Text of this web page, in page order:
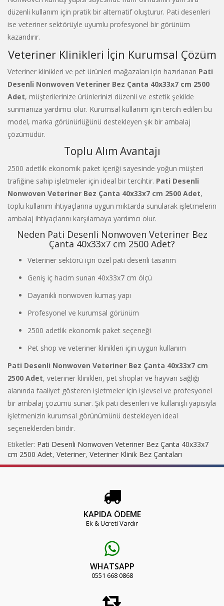
düzenli kullanım için pratik bir alternatif oluşturur. Pati desenleri
ise veteriner sektörüyle uyumlu profesyonel bir görünüm
kazandırır.
Veteriner Klinikleri İçin Kurumsal Çözüm
Veteriner klinikleri ve pet ürünleri mağazaları için hazırlanan Pati
Desenli Nonwoven Veteriner Bez Çanta 40x33x7 cm 2500
Adet, müşterilerinize ürünlerinizi düzenli ve estetik şekilde
sunmanıza yardımcı olur. Kurumsal kullanım için tercih edilen bu
model, marka görünürlüğünü destekleyen şık bir ambalaj
çözümüdür.
Toplu Alım Avantajı
2500 adetlik ekonomik paket içeriği sayesinde yoğun müşteri
trafiğine sahip işletmeler için ideal bir tercihtir. Pati Desenli
Nonwoven Veteriner Bez Çanta 40x33x7 cm 2500 Adet,
toplu kullanım ihtiyaçlarına uygun miktarda sunularak işletmelerin
ambalaj ihtiyaçlarını karşılamaya yardımcı olur.
Neden Pati Desenli Nonwoven Veteriner Bez
Çanta 40x33x7 cm 2500 Adet?
Veteriner sektörü için özel pati desenli tasarım
Geniş iç hacim sunan 40x33x7 cm ölçü
Dayanıklı nonwoven kumaş yapı
Profesyonel ve kurumsal görünüm
2500 adetlik ekonomik paket seçeneği
Pet shop ve veteriner klinikleri için uygun kullanım
Pati Desenli Nonwoven Veteriner Bez Çanta 40x33x7 cm
2500 Adet, veteriner klinikleri, pet shoplar ve hayvan sağlığı
alanında faaliyet gösteren işletmeler için işlevsel ve profesyonel
bir ambalaj çözümü sunar. Şık pati desenleri ve kullanışlı yapısıyla
işletmenizin kurumsal görünümünü destekleyen ideal
seçeneklerden biridir.
Etiketler: Pati Desenli Nonwoven Veteriner Bez Çanta 40x33x7
cm 2500 Adet, Veteriner, Veteriner Klinik Bez Çantaları
KAPIDA ÖDEME
Ek & Ücreti Vardır
WHATSAPP
0551 668 0868